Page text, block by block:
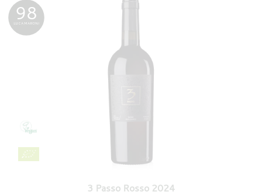
3 Passo Rosso 2024
98
LUCA MARONI